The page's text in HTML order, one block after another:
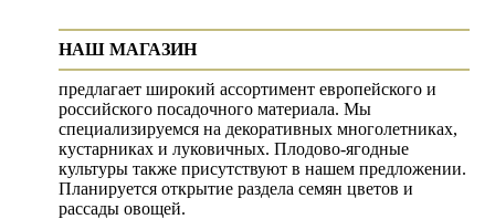
НАШ МАГАЗИН
предлагает широкий ассортимент европейского и
российского посадочного материала. Мы
специализируемся на декоративных многолетниках,
кустарниках и луковичных. Плодово-ягодные
культуры также присутствуют в нашем предложении.
Планируется открытие раздела семян цветов и
рассады овощей.